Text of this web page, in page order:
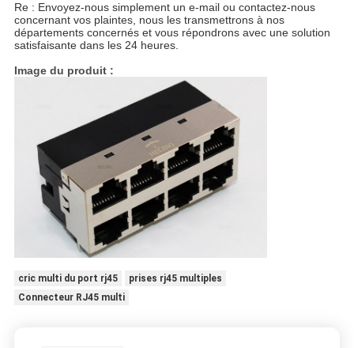
Re : Envoyez-nous simplement un e-mail ou contactez-nous
concernant vos plaintes, nous les transmettrons à nos
départements concernés et vous répondrons avec une solution
satisfaisante dans les 24 heures.
Image du produit :
cric multi du port rj45
prises rj45 multiples
Connecteur RJ45 multi